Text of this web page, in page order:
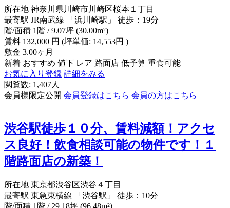
所在地 神奈川県川崎市川崎区桜本１丁目
最寄駅 JR南武線 「浜川崎駅」 徒歩：19分
階/面積 1階 / 9.07坪 (30.00m²)
賃料 132,000 円 (坪単価: 14,553円 )
敷金 3.00ヶ月
新着 おすすめ 値下 レア 路面店 低予算 重食可能
お気に入り登録 詳細をみる
閲覧数: 1,407人
会員様限定公開 会員登録はこちら 会員の方はこちら
渋谷駅徒歩１０分、賃料減額！アクセ
ス良好！飲食相談可能の物件です！１
階路面店の新築！
所在地 東京都渋谷区渋谷４丁目
最寄駅 東急東横線 「渋谷駅」 徒歩：10分